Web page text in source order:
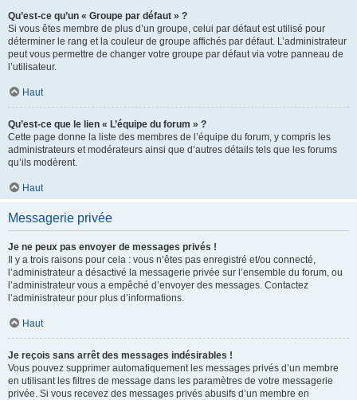
Qu’est-ce qu’un « Groupe par défaut » ?
Si vous êtes membre de plus d’un groupe, celui par défaut est utilisé pour
déterminer le rang et la couleur de groupe affichés par défaut. L’administrateur
peut vous permettre de changer votre groupe par défaut via votre panneau de
l’utilisateur.
Haut
Qu’est-ce que le lien « L’équipe du forum » ?
Cette page donne la liste des membres de l’équipe du forum, y compris les
administrateurs et modérateurs ainsi que d’autres détails tels que les forums
qu’ils modèrent.
Haut
Messagerie privée
Je ne peux pas envoyer de messages privés !
Il y a trois raisons pour cela : vous n’êtes pas enregistré et/ou connecté,
l’administrateur a désactivé la messagerie privée sur l’ensemble du forum, ou
l’administrateur vous a empêché d’envoyer des messages. Contactez
l’administrateur pour plus d’informations.
Haut
Je reçois sans arrêt des messages indésirables !
Vous pouvez supprimer automatiquement les messages privés d’un membre
en utilisant les filtres de message dans les paramètres de votre messagerie
privée. Si vous recevez des messages privés abusifs d’un membre en